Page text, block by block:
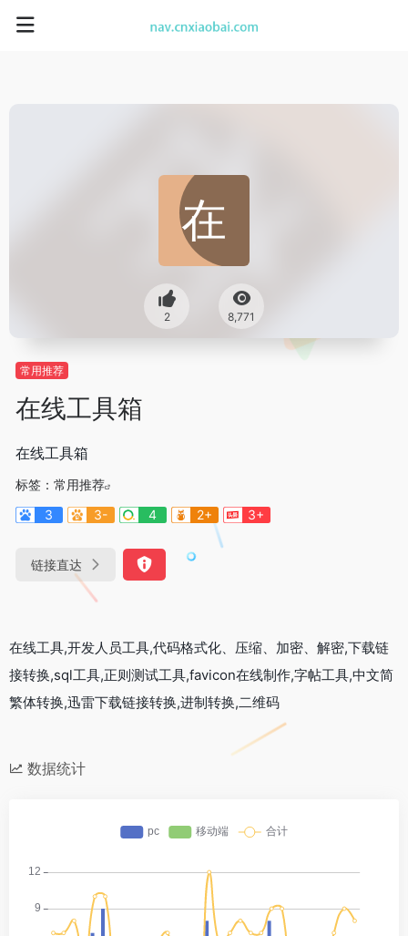
2 8,771
常用推荐
在线工具箱
在线工具箱
标签： 常用推荐
3
3- 4 2+ 3+
链接直达
在线工具,开发人员工具,代码格式化、压缩、加密、解密,下载链
接转换,sql工具,正则测试工具,favicon在线制作,字帖工具,中文简
繁体转换,迅雷下载链接转换,进制转换,二维码
数据统计